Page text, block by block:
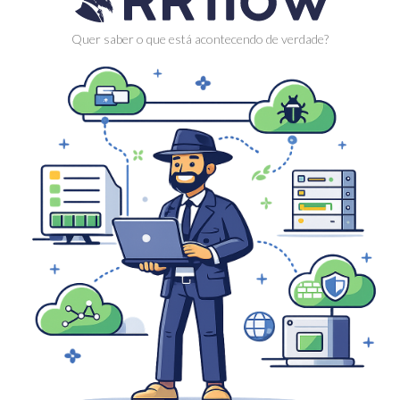
Quer saber o que está acontecendo de verdade?